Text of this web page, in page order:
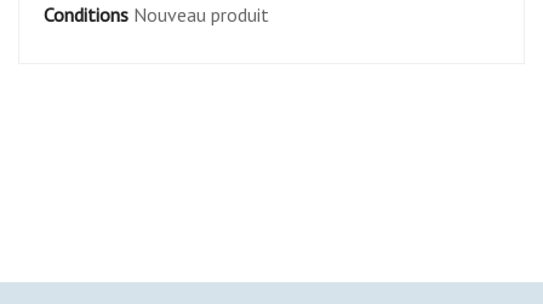
Conditions Nouveau produit